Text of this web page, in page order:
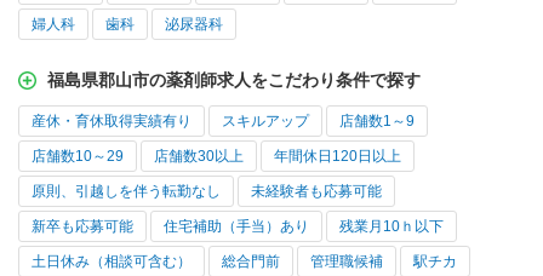
婦人科 歯科 泌尿器科
福島県郡山市の薬剤師求人をこだわり条件で探す
産休・育休取得実績有り スキルアップ 店舗数1～9
店舗数10～29 店舗数30以上 年間休日120日以上
原則、引越しを伴う転勤なし 未経験者も応募可能
新卒も応募可能 住宅補助（手当）あり 残業月10ｈ以下
土日休み（相談可含む） 総合門前 管理職候補 駅チカ